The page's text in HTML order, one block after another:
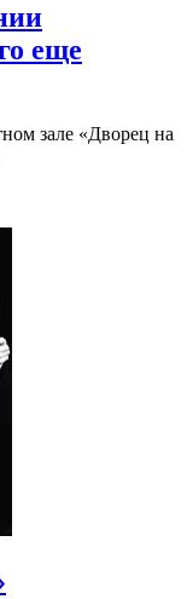
еще
зале «Дворец на